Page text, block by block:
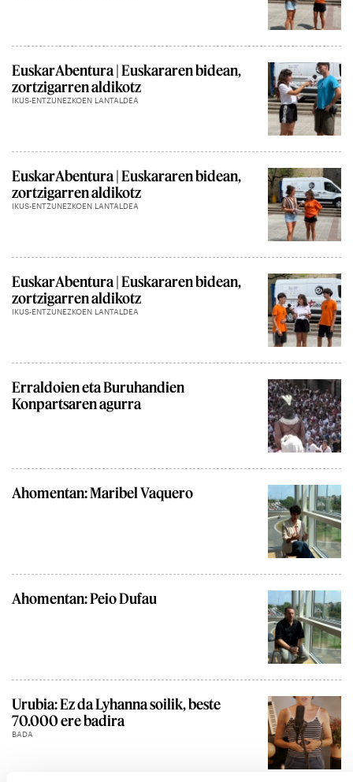
EuskarAbentura | Euskararen bidean,
zortzigarren aldikotz
IKUS-ENTZUNEZKOEN LANTALDEA
EuskarAbentura | Euskararen bidean,
zortzigarren aldikotz
IKUS-ENTZUNEZKOEN LANTALDEA
EuskarAbentura | Euskararen bidean,
zortzigarren aldikotz
IKUS-ENTZUNEZKOEN LANTALDEA
Erraldoien eta Buruhandien
Konpartsaren agurra
Ahomentan: Maribel Vaquero
Ahomentan: Peio Dufau
Urubia: Ez da Lyhanna soilik, beste
70.000 ere badira
BADA